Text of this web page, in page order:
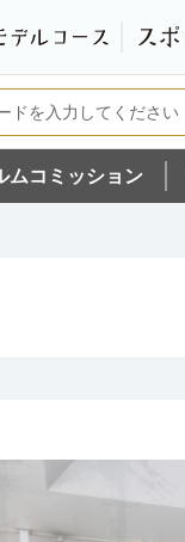
ムコミッション